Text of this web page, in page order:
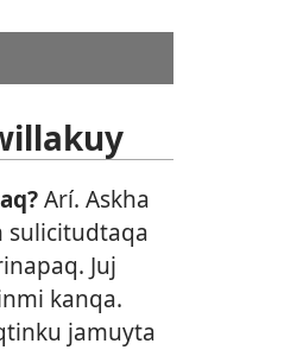
Arí. Askha
sulicitudtaqa
Juj
kanqa.
jamuyta